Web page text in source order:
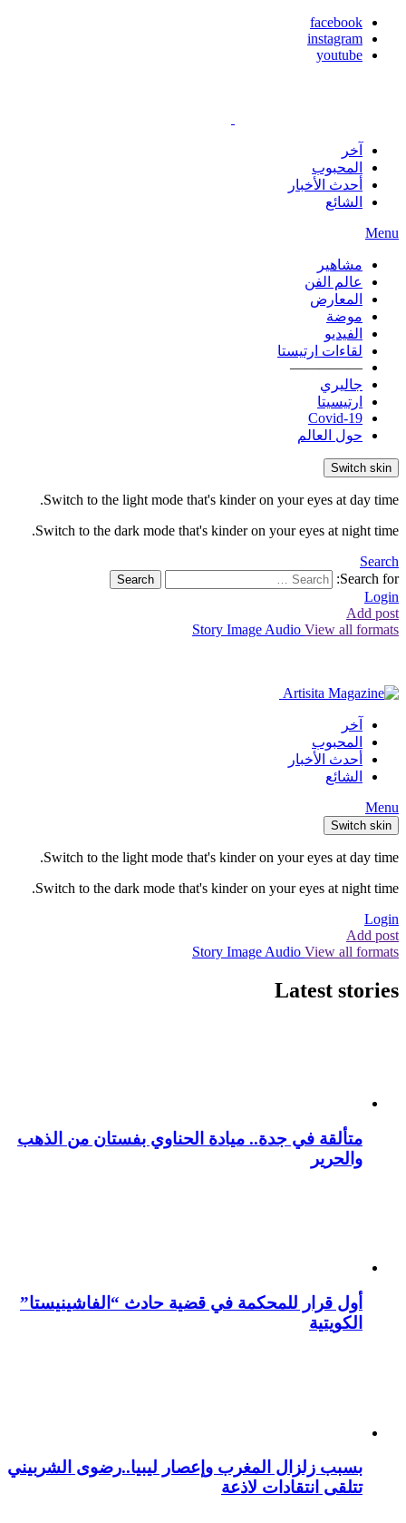
facebook
instagram
youtube
آخر
المحبوب
أحدث الأخبار
الشائع
Menu
مشاهير
عالم الفن
المعارض
موضة
الفيديو
لقاءات ارتيستا
—————
جاليري
ارتيسيتا
Covid-19
حول العالم
Switch skin
Switch to the light mode that's kinder on your eyes at day time.
Switch to the dark mode that's kinder on your eyes at night time.
Search
Search for:
Search
Login
Add post
Story Image Audio View all formats
آخر
المحبوب
أحدث الأخبار
الشائع
Menu
Switch skin
Switch to the light mode that's kinder on your eyes at day time.
Switch to the dark mode that's kinder on your eyes at night time.
Login
Add post
Story Image Audio View all formats
Latest stories
متألقة في جدة.. ميادة الحناوي بفستان من الذهب
والحرير
أول قرار للمحكمة في قضية حادث “الفاشينيستا”
الكويتية
بسبب زلزال المغرب وإعصار ليبيا..رضوى الشربيني
تتلقى انتقادات لاذعة